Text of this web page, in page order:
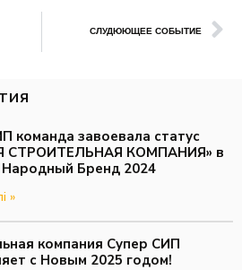
СЛУДЮЮЩЕЕ СОБЫТИЕ
команда завоевала статус
СТРОИТЕЛЬНАЯ КОМПАНИЯ» в
Народный Бренд 2024
»
компания Супер СИП
с Новым 2025 годом!